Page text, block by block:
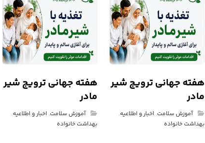
هفته جهانی ترویج شیر
مادر
آموزش سلامت, اخبار و اطلاعیه,
بهداشت خانواده
هفته جهانی ترویج شیر
مادر
آموزش سلامت, اخبار و اطلاعیه,
بهداشت خانواده